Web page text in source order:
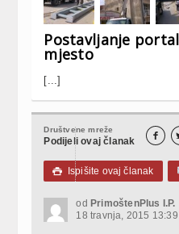
Postavljanje
mjesto
[...]
Društvene mreže
Podijeli ovaj članak 
 Ispišite ovaj članak
od PrimoštenPlus I.P.
18 travnja, 2015 13:39